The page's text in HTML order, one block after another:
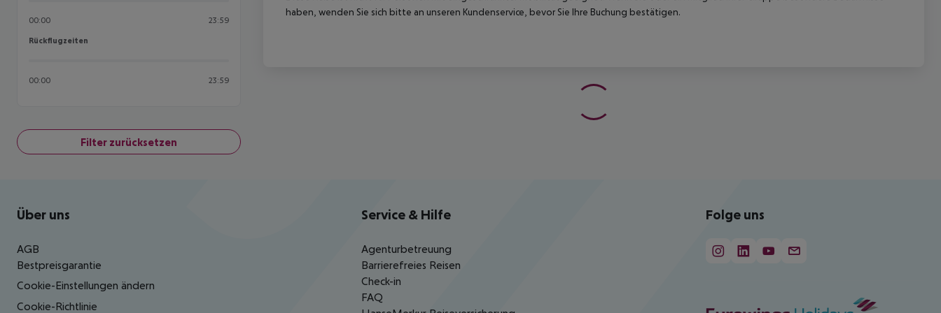
00:00 23:59
Rückflugzeiten
Rückflugzeiten
00:00 23:59
Filter zurücksetzen
haben, wenden Sie sich bitte an unseren Kundenservice, bevor Sie Ihre Buchung bestätigen.
Footer navigation
Über uns
AGB
Bestpreisgarantie
Cookie-Einstellungen ändern
Cookie-Richtlinie
Service & Hilfe
Agenturbetreuung
Barrierefreies Reisen
Check-in
FAQ
Folge uns